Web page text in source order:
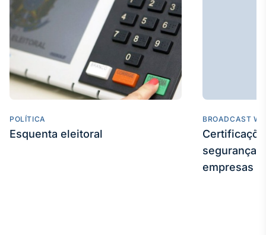
POLÍTICA
Esquenta eleitoral
BROADCAST
segurança
empresas